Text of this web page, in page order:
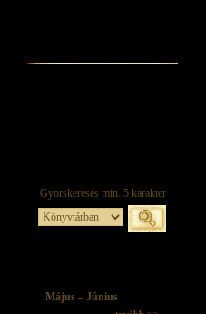
Május – Június